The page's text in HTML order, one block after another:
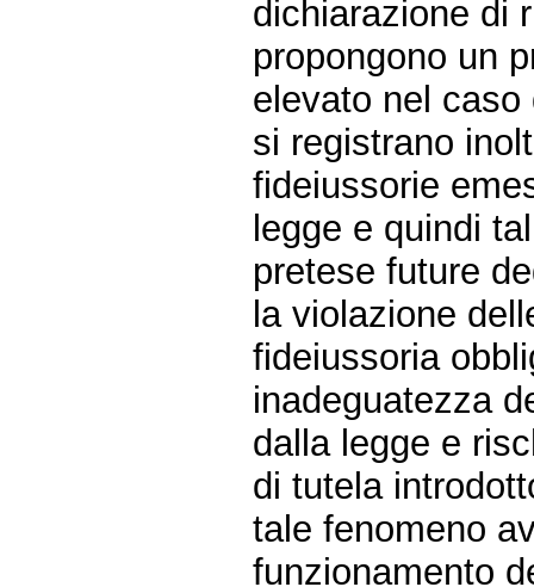
dichiarazione di
propongono un
elevato nel
si registrano
fideiussorie
legge e quindi
pretese future
la violazione
fideiussoria
inadeguatezza
dalla legge e
di tutela
tale fenomeno
funzionamento